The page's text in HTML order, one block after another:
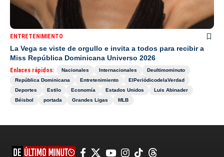
ENTRETENIMIENTO
La Vega se viste de orgullo e invita a todos para recibir a
Miss República Dominicana Universo 2026
Enlaces rápidos: Nacionales Internacionales
Deultimominuto
República Dominicana
Entretenimiento
ElPeriódicodelaVerdad
Deportes
Estilo Economía Estados Unidos
Luis Abinader
Béisbol
portada Grandes Ligas MLB